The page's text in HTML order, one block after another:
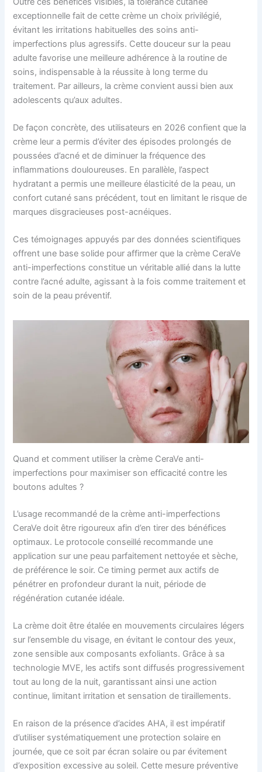
exceptionnelle fait de cette crème un choix privilégié,
évitant les irritations habituelles des soins anti-
imperfections plus agressifs. Cette douceur sur la peau
adulte favorise une meilleure adhérence à la routine de
soins, indispensable à la réussite à long terme du
traitement. Par ailleurs, la crème convient aussi bien aux
adolescents qu’aux adultes.
De façon concrète, des utilisateurs en 2026 confient que la
crème leur a permis d’éviter des épisodes prolongés de
poussées d’acné et de diminuer la fréquence des
inflammations douloureuses. En parallèle, l’aspect
hydratant a permis une meilleure élasticité de la peau, un
confort cutané sans précédent, tout en limitant le risque de
marques disgracieuses post-acnéiques.
Ces témoignages appuyés par des données scientifiques
offrent une base solide pour affirmer que la crème CeraVe
anti-imperfections constitue un véritable allié dans la lutte
contre l’acné adulte, agissant à la fois comme traitement et
soin de la peau préventif.
Quand et comment utiliser la crème CeraVe anti-
imperfections pour maximiser son efficacité contre les
boutons adultes ?
L’usage recommandé de la crème anti-imperfections
CeraVe doit être rigoureux afin d’en tirer des bénéfices
optimaux. Le protocole conseillé recommande une
application sur une peau parfaitement nettoyée et sèche,
de préférence le soir. Ce timing permet aux actifs de
pénétrer en profondeur durant la nuit, période de
régénération cutanée idéale.
La crème doit être étalée en mouvements circulaires légers
sur l’ensemble du visage, en évitant le contour des yeux,
zone sensible aux composants exfoliants. Grâce à sa
technologie MVE, les actifs sont diffusés progressivement
tout au long de la nuit, garantissant ainsi une action
continue, limitant irritation et sensation de tiraillements.
En raison de la présence d’acides AHA, il est impératif
d’utiliser systématiquement une protection solaire en
journée, que ce soit par écran solaire ou par évitement
d’exposition excessive au soleil. Cette mesure préventive